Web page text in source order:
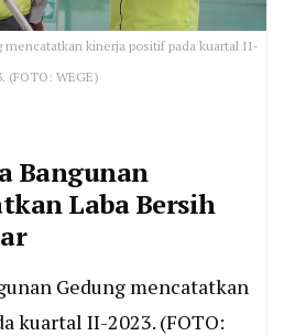
mencatatkan kinerja positif pada kuartal II-
(FOTO: WEGE)
Bangunan
Laba Bersih
Gedung mencatatkan
kuartal II-2023. (FOTO: